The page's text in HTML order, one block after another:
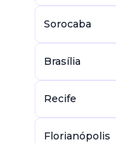
Sorocaba
Brasília
Recife
Florianópolis